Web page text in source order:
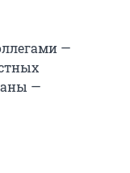
—
—